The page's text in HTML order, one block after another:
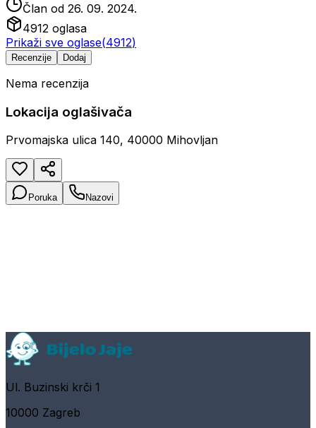
Član od 26. 09. 2024.
4912 oglasa
Prikaži sve oglase(4912)
Recenzije Dodaj
Nema recenzija
Lokacija oglašivača
Prvomajska ulica 140, 40000 Mihovljan
Poruka Nazovi
Ul. Buzinski krči 1
10000 Zagreb